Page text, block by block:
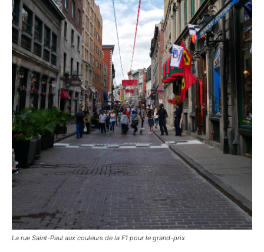
La rue Saint-Paul aux couleurs de la F1 pour le grand-prix